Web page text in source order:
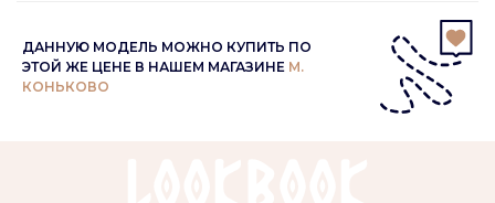
ДАННУЮ МОДЕЛЬ МОЖНО КУПИТЬ ПО
ЭТОЙ ЖЕ ЦЕНЕ В НАШЕМ МАГАЗИНЕ М.
КОНЬКОВО